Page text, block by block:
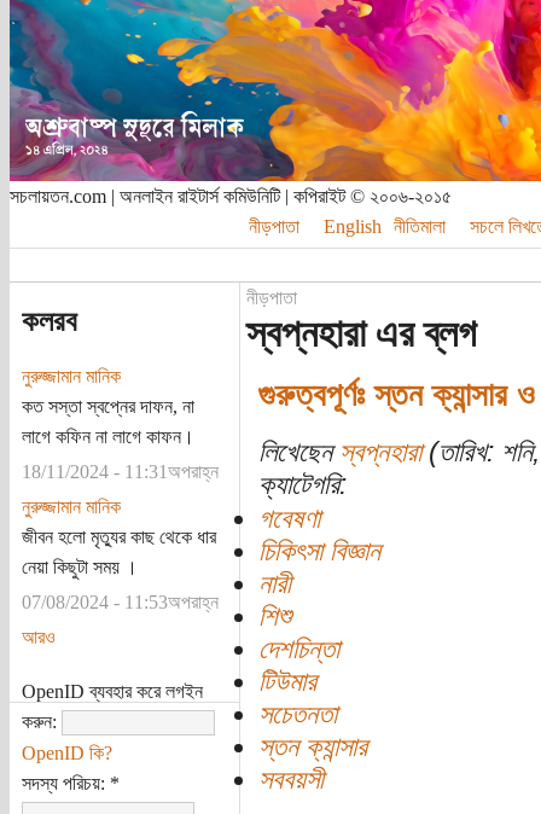
সচলায়তন.com | অনলাইন রাইটার্স কমিউনিটি | কপিরাইট © ২০০৬-২০১৫
নীড়পাতা
English নীতিমালা সচলে
কলরব
নুরুজ্জামান মানিক
কত সস্তা স্বপ্নের দাফন, না
লাগে কফিন না লাগে কাফন।
18/11/2024 - 11:31অপরাহ্ন
নুরুজ্জামান মানিক
জীবন হলো মৃত্যুর কাছ থেকে ধার
নেয়া কিছুটা সময় ।
07/08/2024 - 11:53অপরাহ্ন
আরও
OpenID ব্যবহার করে লগইন
করুন:
OpenID কি?
সদস্য পরিচয়: *
নীড়পাতা
স্বপ্নহারা এর ব্লগ
গুরুত্বপূর্ণঃ স্তন ক্যান্সার
লিখেছেন স্বপ্নহারা(তারিখ:
ক্যাটেগরি:
গবেষণা
চিকিৎসা বিজ্ঞান
নারী
শিশু
দেশচিন্তা
টিউমার
সচেতনতা
স্তন ক্যান্সার
সববয়সী